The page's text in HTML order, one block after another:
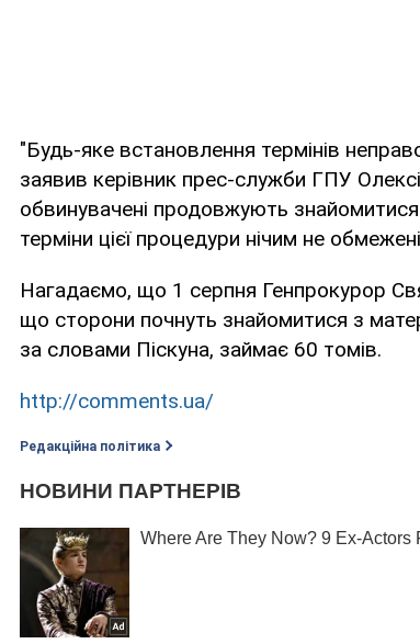
"Будь-яке встановлення термінів
заявив керівник прес-служби ГПУ
обвинувачені продовжують
терміни цієї процедури нічим не
Нагадаємо, що 1 серпня Генпрокурор
що сторони почнуть знайомитися з
за словами Піскуна, займає 60 томів.
http://comments.ua/
Редакційна політика